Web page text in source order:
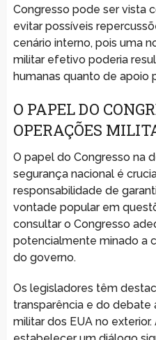
Congresso pode ser vista
evitar possíveis
cenário interno, pois uma
militar efetivo poderia
humanas quanto de apoio
O PAPEL DO
OPERAÇÕES
O papel do Congresso na
segurança nacional é
responsabilidade de
vontade popular em
consultar o Congresso
potencialmente minado a
do governo.
Os legisladores têm
transparência e do
militar dos EUA no